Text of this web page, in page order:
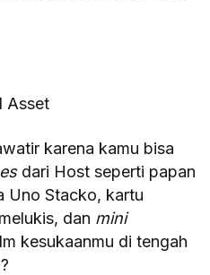
Asset
karena kamu bisa
dari Host seperti papan
Uno Stacko, kartu
dan mini
kesukaanmu di tengah